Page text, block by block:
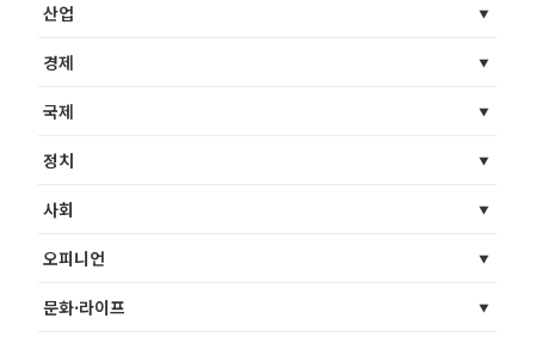
산업
경제
국제
정치
사회
오피니언
문화·라이프